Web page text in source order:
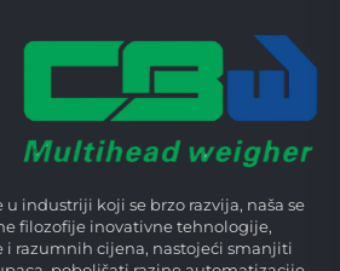
industriji koji se brzo razvija, naša se
filozofije inovativne tehnologije,
i razumnih cijena, nastojeći smanjiti